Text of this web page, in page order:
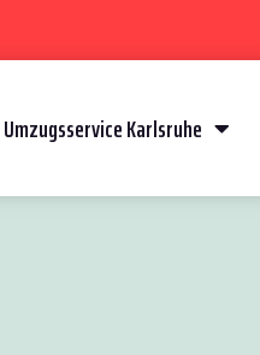
Umzugsservice Karlsruhe